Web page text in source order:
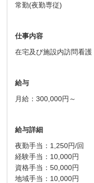
常勤(夜勤専従)
仕事内容
在宅及び施設内訪問看護
給与
月給：300,000円～
給与詳細
夜勤手当：1,250円/回
経験手当：10,000円
資格手当：50,000円
地域手当：10,000円